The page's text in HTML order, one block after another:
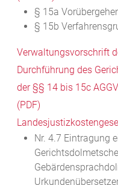
§ 15a
§ 15b
Verwaltungsvorschrift
Durchführung des
der §§ 14 bis 15c
(PDF)
Nr. 4.7 Eintragung